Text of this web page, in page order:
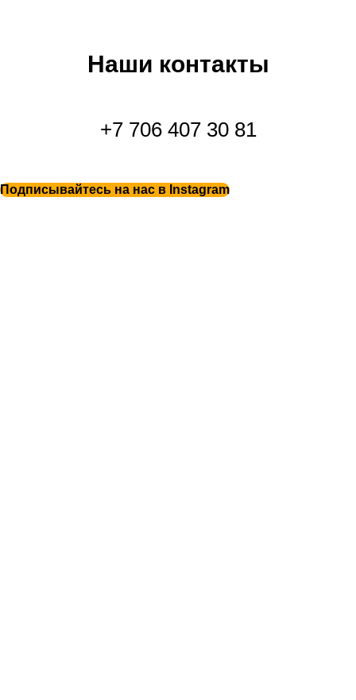
Наши контакты
+7 706 407 30 81
Подписывайтесь на нас в Instagram